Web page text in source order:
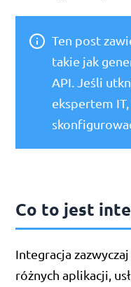
Ten post
takie jak
API. Jeśli
ekspertem
Co to jest
Integracja
różnych aplikacji,